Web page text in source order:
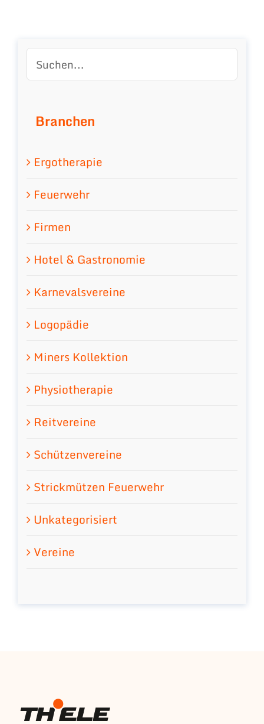
Branchen
Ergotherapie
Feuerwehr
Firmen
Hotel & Gastronomie
Karnevalsvereine
Logopädie
Miners Kollektion
Physiotherapie
Reitvereine
Schützenvereine
Strickmützen Feuerwehr
Unkategorisiert
Vereine